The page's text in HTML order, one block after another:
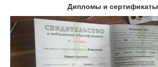
Дипломы и сертификаты